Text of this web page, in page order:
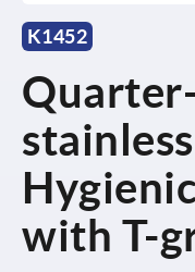
K1452
with T-